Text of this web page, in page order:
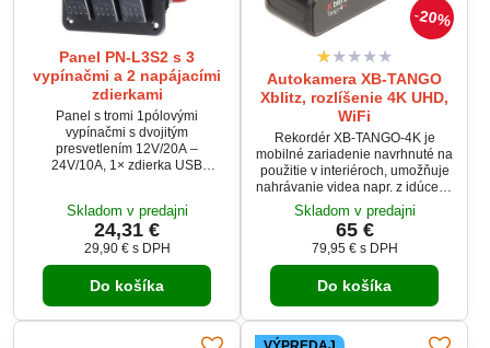
Panel PN-L3S2 s 3
vypínačmi a 2 napájacími
zdierkami
Panel s tromi 1pólovými
vypínačmi s dvojitým
presvetlením 12V/20A –
24V/10A, 1× zdierka USB
rôznymi symbolmi na vypínač.
Skladom v predajni
24,31 €
29,90 € s DPH
Do košíka
20%
Autokamera XB-TANGO
Xblitz, rozlíšenie 4K UHD,
WiFi
Rekordér XB-TANGO-4K je
mobilné zariadenie navrhnuté na
použitie v interiéroch, umožňuje
nahrávanie videa napr. z idúceho
vozidla. Vďaka tejto nahrávke
môžete výrazne uľahčiť
akékoľvek vyšetrovanie viny pri
rôznych dopravných nehodách,
rovnako ako zaznamenať pokusy
rozbiť alebo poškodiť vozidlo na
Skladom v predajni
65 €
79,95 € s DPH
Do košíka